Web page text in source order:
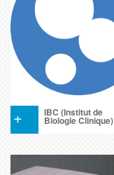
+ IBC (Institut de
Biologie Clinique)